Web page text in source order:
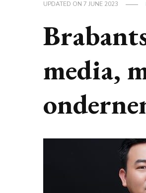
UPDATED ON 7 JUNE 2023
media,